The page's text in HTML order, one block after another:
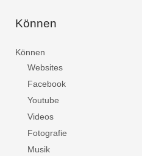
Können
Können
Websites
Facebook
Youtube
Videos
Fotografie
Musik